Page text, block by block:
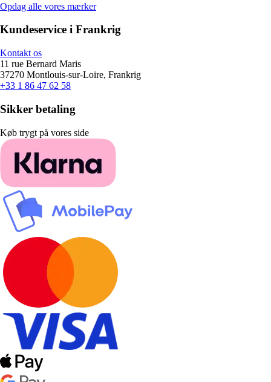
Opdag alle vores mærker
Kundeservice i Frankrig
Kontakt os
11 rue Bernard Maris
37270 Montlouis-sur-Loire, Frankrig
+33 1 86 47 62 58
Sikker betaling
Køb trygt på vores side